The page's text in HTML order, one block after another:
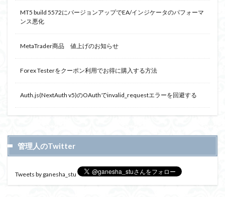
MT5 build 5572にバージョンアップでEA/インジケータのパフォーマ
ンス悪化
MetaTrader商品 値上げのお知らせ
Forex Testerをクーポン利用でお得に購入する方法
Auth.js(NextAuth v5)のOAuthでinvalid_requestエラーを回避する
管理人のTwitter
Tweets by ganesha_stu